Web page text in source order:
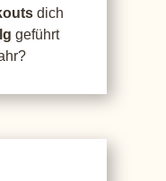
dich
geführt